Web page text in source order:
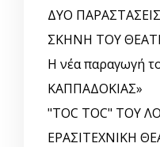
ΔΥΟ
ΣΚΗΝΗ ΤΟΥ
Η νέα παραγωγή
ΚΑΠΠΑΔΟΚΙΑΣ»
"TOC TOC" ΤΟΥ
ΕΡΑΣΙΤΕΧΝΙΚΗ